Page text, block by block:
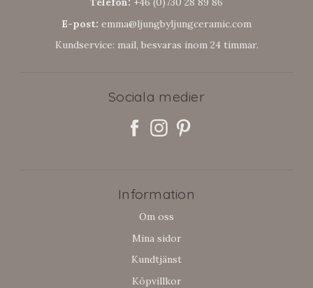
E-post: emma@ljungbyljungceramic.com
Kundservice: mail, besvaras inom 24 timmar.
Sociala medier
Information
Om oss
Mina sidor
Kundtjänst
Köpvillkor